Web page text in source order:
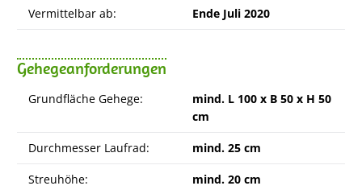
Vermittelbar ab: Ende Juli 2020
Gehegeanforderungen
Grundfläche Gehege:
mind. L 100 x B 50 x H 50
cm
Durchmesser Laufrad: mind. 25 cm
Streuhöhe: mind. 20 cm